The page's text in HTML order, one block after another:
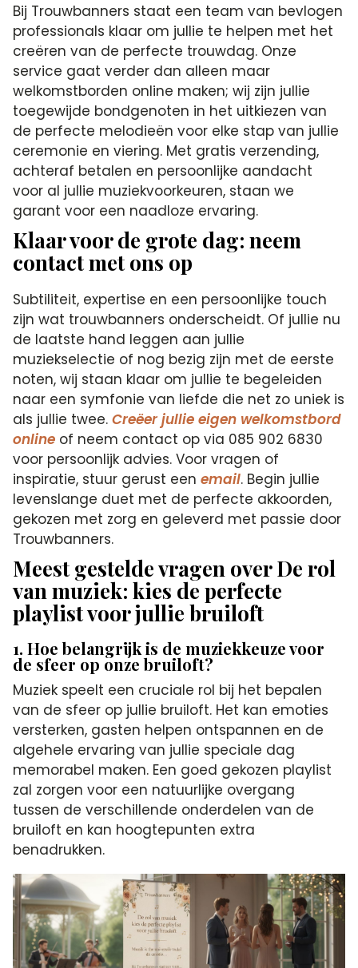
Bij Trouwbanners staat een team van bevlogen
professionals klaar om jullie te helpen met het
creëren van de perfecte trouwdag. Onze
service gaat verder dan alleen maar
welkomstborden online maken; wij zijn jullie
toegewijde bondgenoten in het uitkiezen van
de perfecte melodieën voor elke stap van jullie
ceremonie en viering. Met gratis verzending,
achteraf betalen en persoonlijke aandacht
voor al jullie muziekvoorkeuren, staan we
garant voor een naadloze ervaring.
Klaar voor de grote dag: neem
contact met ons op
Subtiliteit, expertise en een persoonlijke touch
zijn wat trouwbanners onderscheidt. Of jullie nu
de laatste hand leggen aan jullie
muziekselectie of nog bezig zijn met de eerste
noten, wij staan klaar om jullie te begeleiden
naar een symfonie van liefde die net zo uniek is
als jullie twee.Creëer jullie eigen welkomstbord
online of neem contact op via 085 902 6830
voor persoonlijk advies. Voor vragen of
inspiratie, stuur gerust eenemail. Begin jullie
levenslange duet met de perfecte akkoorden,
gekozen met zorg en geleverd met passie door
Trouwbanners.
Meest gestelde vragen over De rol
van muziek: kies de perfecte
playlist voor jullie bruiloft
1. Hoe belangrijk is de muziekkeuze voor
de sfeer op onze bruiloft?
Muziek speelt een cruciale rol bij het bepalen
van de sfeer op jullie bruiloft. Het kan emoties
versterken, gasten helpen ontspannen en de
algehele ervaring van jullie speciale dag
memorabel maken. Een goed gekozen playlist
zal zorgen voor een natuurlijke overgang
tussen de verschillende onderdelen van de
bruiloft en kan hoogtepunten extra
benadrukken.